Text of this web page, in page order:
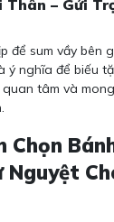
Thân – Gửi
để sum vầy bên
ý nghĩa để biếu
tâm và
Chọn
Nguyệt